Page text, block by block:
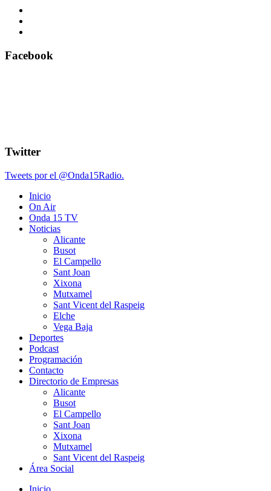
Facebook
Twitter
Tweets por el @Onda15Radio.
Inicio
On Air
Onda 15 TV
Noticias
Alicante
Busot
El Campello
Sant Joan
Xixona
Mutxamel
Sant Vicent del Raspeig
Elche
Vega Baja
Deportes
Podcast
Programación
Contacto
Directorio de Empresas
Alicante
Busot
El Campello
Sant Joan
Xixona
Mutxamel
Sant Vicent del Raspeig
Área Social
Inicio